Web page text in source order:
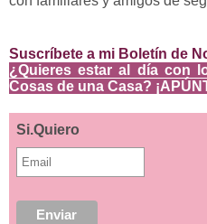
Suscríbete a mi Boletín de
¿Quieres estar al día con
Cosas de una Casa?
Si.Quiero